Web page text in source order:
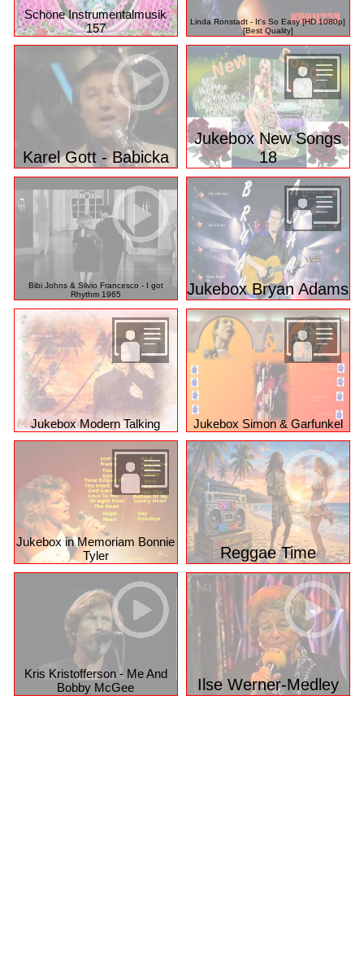
Schöne Instrumentalmusik
157
Linda Ronstadt - It's So Easy [HD 1080p]
[Best Quality]
Karel Gott - Babicka
Jukebox New Songs
18
Bibi Johns & Silvio Francesco - I got
Rhythm 1965
Jukebox Bryan Adams
Jukebox Modern Talking Jukebox Simon & Garfunkel
Jukebox in Memoriam Bonnie
Tyler
Reggae Time
Kris Kristofferson - Me And
Bobby McGee
Ilse Werner-Medley